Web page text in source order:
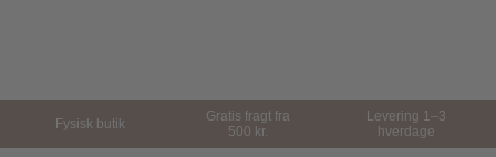
Fysisk butik
Gratis fragt fra
500 kr.
Levering 1–3
hverdage